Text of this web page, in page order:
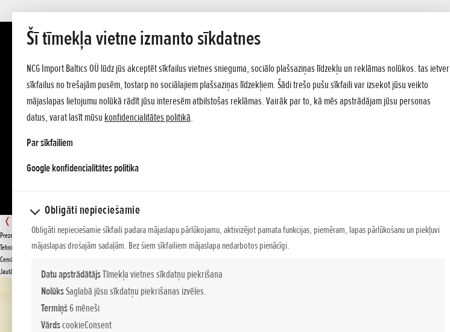
Šī tīmekļa vietne izmanto sīkdatnes
NCG Import Baltics OÜ lūdz jūs akceptēt sīkfailus vietnes snieguma, sociālo plašsaziņas līdzekļu un reklāmas nolūkos. tas ietver
sīkfailus no trešajām pusēm, tostarp no sociālajiem plašsaziņas līdzekļiem. Šādi trešo pušu sīkfaili var izsekot jūsu veikto
mājaslapas lietojumu nolūkā rādīt jūsu interesēm atbilstošas reklāmas. Vairāk par to, kā mēs apstrādājam jūsu personas
datus, varat lasīt mūsu konfidencialitātes politikā.
Par sīkfailiem
Google konfidencialitātes politikaopens in a new tab
Obligāti nepieciešamie
Obligāti nepieciešamie sīkfaili padara mājaslapu pārlūkojamu, aktivizējot pamata funkcijas, piemēram, lapas pārlūkošanu un piekļuvi
mājaslapas drošajām sadaļām. Bez šiem sīkfailiem mājaslapa nedarbotos pienācīgi.
Datu apstrādātājsTīmekļa vietnes sīkdatņu piekrišana
NolūksSaglabā jūsu sīkdatņu piekrišanas izvēles.
Termiņš6 mēneši
VārdscookieConsent
Prezentācija
Tehniskie dati
Cenrādis
Jautājiet sīkāku informāciju
PIEDĀVĀJUMS